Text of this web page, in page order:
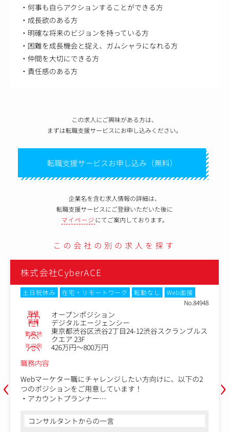
・何事も自らアクションすることができる方
・成長欲のある方
・明確な将来のビジョンを持っている方
・困難を成長機会と捉え、ガムシャラになれる方
・仲間を大切にできる方
・責任感のある方
この求人にご興味がある方は、
まずは転職支援サービスにお申し込みください。
転職支援サービスお申し込み（無料）
企業名を含む求人情報の詳細は、
転職支援サービスにご登録いただいた後に
マイページ にてご案内しております。
この会社の別の求人を探す
‹
株式会社CyberACE
土日祝休み 在宅・リモートワーク 転勤なし
Web面接
No.84948
職種 オープンポジション
業種 デジタルエージェンシー
勤務地
東京都渋谷区渋谷2丁目24-12渋谷スクランブルス
クエア 23F
年収例
426万円～800万円
職務内容
Webマーケター職にチャレンジしたい方向けに、以下の2
つのポジションをご用意しています！
・アカウントプランナー
ポジションを決めずに選考を受けたい、適性を見て職種を
決めたいという方はオープンポジションでご応募くださ
コンサルタントからの一言
›